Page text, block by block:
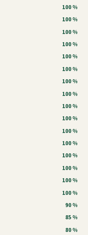
100 %
100 %
100 %
100 %
100 %
100 %
100 %
100 %
100 %
100 %
100 %
100 %
100 %
100 %
100 %
100 %
90 %
85 %
80 %